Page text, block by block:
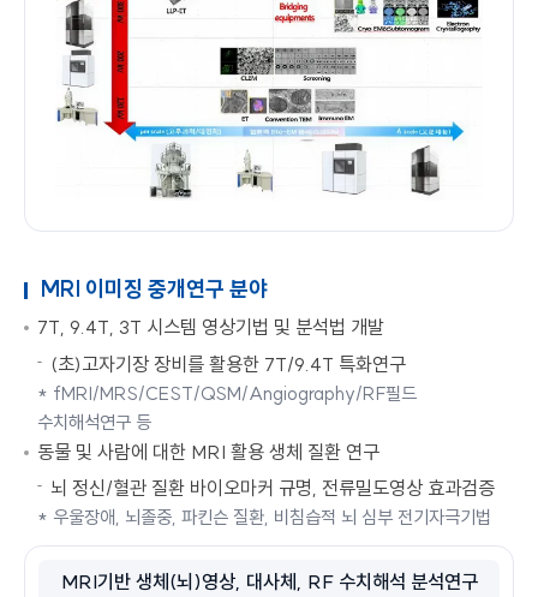
MRI 이미징 중개연구 분야
7T, 9.4T, 3T 시스템 영상기법 및 분석법 개발
(초)고자기장 장비를 활용한 7T/9.4T 특화연구
* fMRI/MRS/CEST/QSM/Angiography/RF필드
수치해석연구 등
동물 및 사람에 대한 MRI 활용 생체 질환 연구
뇌 정신/혈관 질환 바이오마커 규명, 전류밀도영상 효과검증
* 우울장애, 뇌졸중, 파킨슨 질환, 비침습적 뇌 심부 전기자극기법
MRI기반 생체(뇌)영상, 대사체, RF 수치해석 분석연구